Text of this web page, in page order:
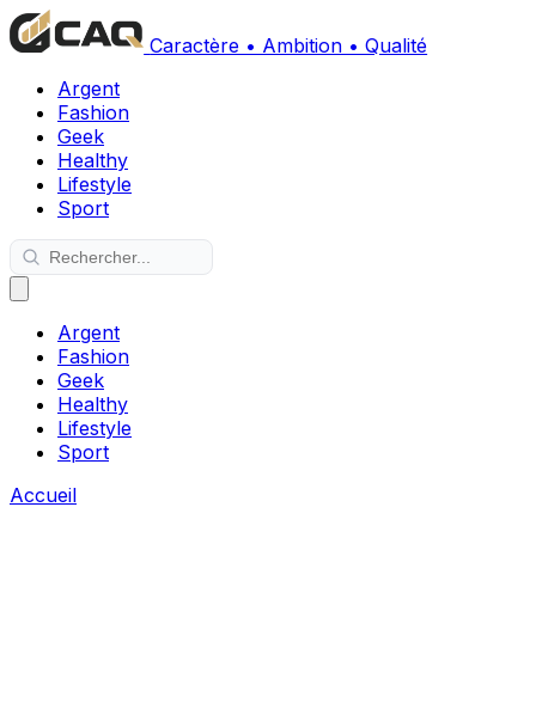
Caractère • Ambition • Qualité
Argent
Fashion
Geek
Healthy
Lifestyle
Sport
Argent
Fashion
Geek
Healthy
Lifestyle
Sport
Accueil